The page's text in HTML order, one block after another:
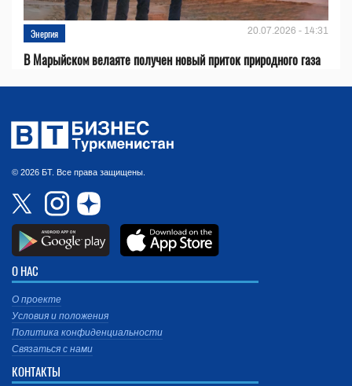
Энергия 20.07.2026 - 14:31
В Марыйском велаяте получен новый приток природного газа
© 2026 БТ. Все права защищены.
О НАС
О проекте
Условия и положения
Политика конфиденциальности
Связаться с нами
КОНТАКТЫ